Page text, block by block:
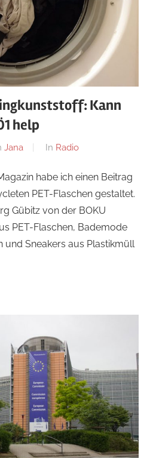
Kann
help
Jana In Radio
habe ich einen Beitrag
PET-Flaschen gestaltet.
Gübitz von der BOKU
PET-Flaschen, Bademode
und Sneakers aus Plastikmüll